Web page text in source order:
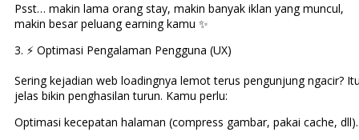
Psst… makin lama orang stay, makin banyak iklan yang muncul,
makin besar peluang earning kamu ✨
3. ⚡ Optimasi Pengalaman Pengguna (UX)
Sering kejadian web loadingnya lemot terus pengunjung ngacir?
jelas bikin penghasilan turun. Kamu perlu:
Optimasi kecepatan halaman (compress gambar, pakai cache, dll).